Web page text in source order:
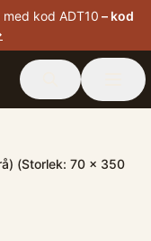
kod ADT10 – kod
(Storlek: 70 x 350